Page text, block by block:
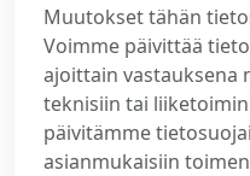
Muutokset tähän
Voimme päivittää
ajoittain vastauksena
teknisiin tai
päivitämme
asianmukaisiin